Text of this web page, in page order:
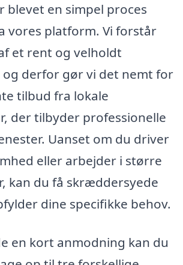
blevet en simpel proces
vores platform. Vi forstår
et rent og velholdt
og derfor gør vi det nemt for
tilbud fra lokale
der tilbyder professionelle
Uanset om du driver
eller arbejder i større
kan du få skræddersyede
dine specifikke behov.
en kort anmodning kan du